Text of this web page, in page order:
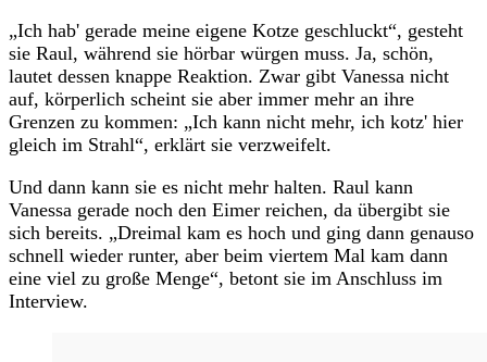
„Ich hab' gerade meine eigene Kotze geschluckt“, gesteht
sie Raul, während sie hörbar würgen muss. Ja, schön,
lautet dessen knappe Reaktion. Zwar gibt Vanessa nicht
auf, körperlich scheint sie aber immer mehr an ihre
Grenzen zu kommen: „Ich kann nicht mehr, ich kotz' hier
gleich im Strahl“, erklärt sie verzweifelt.
Und dann kann sie es nicht mehr halten. Raul kann
Vanessa gerade noch den Eimer reichen, da übergibt sie
sich bereits. „Dreimal kam es hoch und ging dann genauso
schnell wieder runter, aber beim viertem Mal kam dann
eine viel zu große Menge“, betont sie im Anschluss im
Interview.